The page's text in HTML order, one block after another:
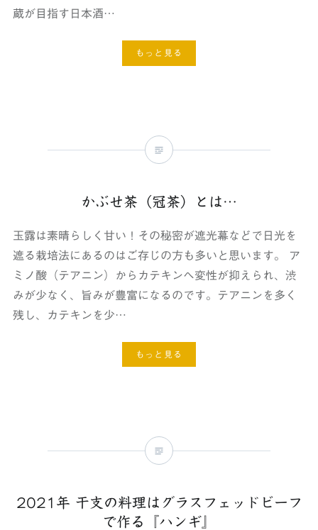
蔵が目指す日本酒…
もっと見る
かぶせ茶（冠茶）とは…
玉露は素晴らしく甘い！その秘密が遮光幕などで日光を
遮る栽培法にあるのはご存じの方も多いと思います。 ア
ミノ酸（テアニン）からカテキンへ変性が抑えられ、渋
みが少なく、旨みが豊富になるのです。テアニンを多く
残し、カテキンを少…
もっと見る
2021年 干支の料理はグラスフェッドビーフ
で作る『ハンギ』